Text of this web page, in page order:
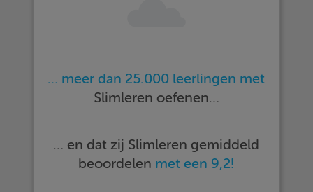
… meer dan 25.000 leerlingen met
Slimleren oefenen…
… en dat zij Slimleren gemiddeld
beoordelen met een 9,2!